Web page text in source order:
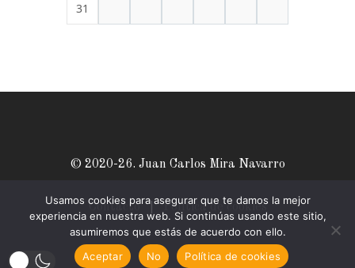
31
© 2020-26. Juan Carlos Mira Navarro
Contacto|Política de cookies
Usamos cookies para asegurar que te damos la mejor
experiencia en nuestra web. Si continúas usando este sitio,
asumiremos que estás de acuerdo con ello.
Aceptar
No Política de cookies